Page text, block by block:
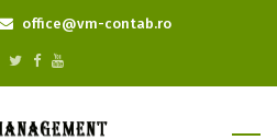
office@vm-contab.ro